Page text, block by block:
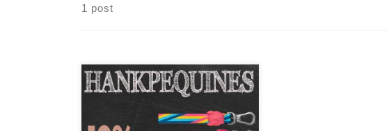
1 post
Quer ganhar um cupom desconto
no site da zee.dog? Use o cupom e
ganhe desconto nas compras